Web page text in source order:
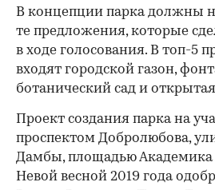
В концепции парка должны
те предложения, которые
в ходе голосования. В топ-5
входят городской газон,
ботанический сад и
Проект создания парка на
проспектом Добролюбова,
Дамбы, площадью Академика
Невой весной 2019 года